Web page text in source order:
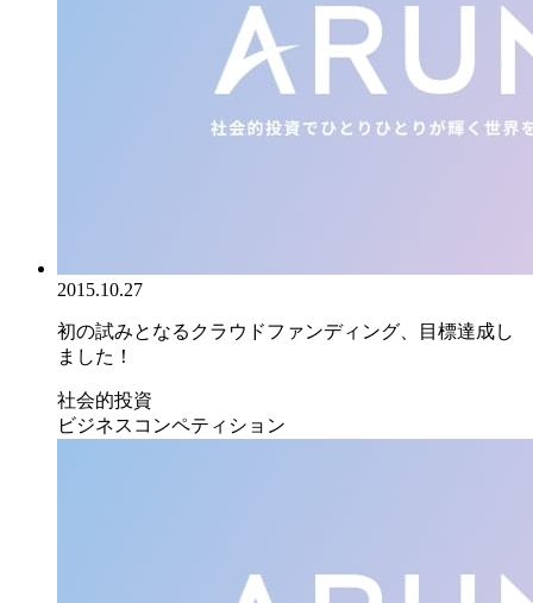
2015.10.27
初の試みとなるクラウドファンディング、目標達成し
ました！
社会的投資
ビジネスコンペティション